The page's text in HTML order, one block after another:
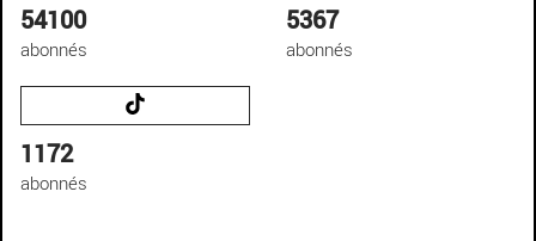
54100
abonnés
5367
abonnés
1172
abonnés